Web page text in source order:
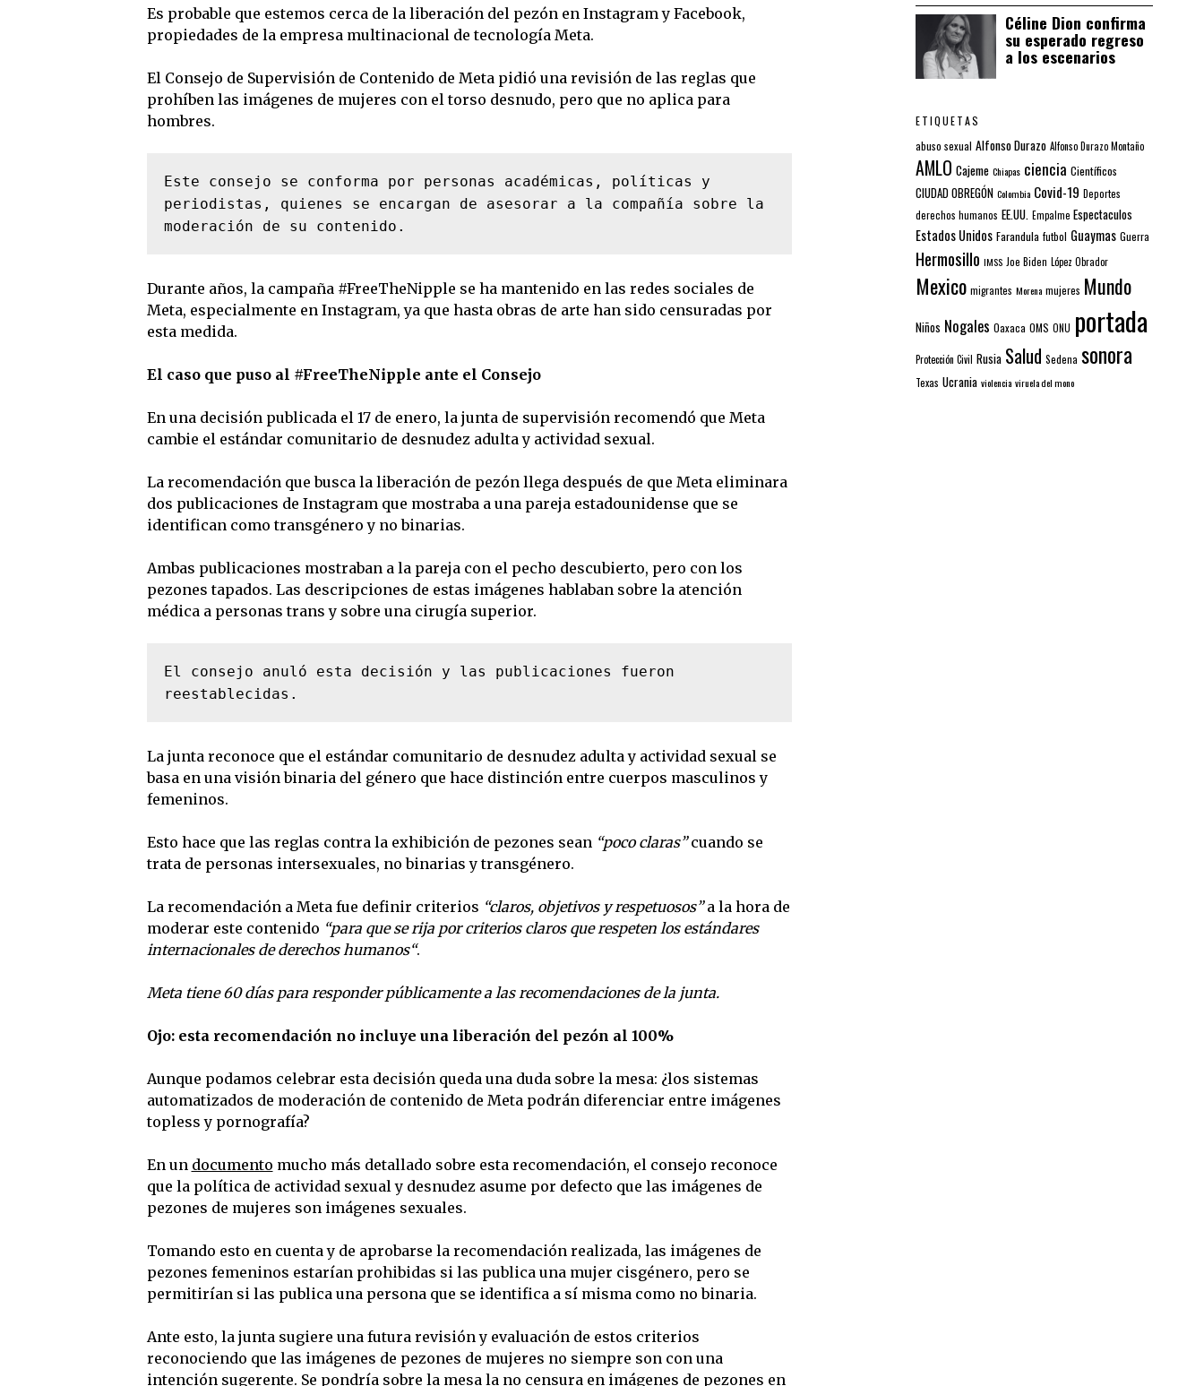
Es probable que estemos cerca de la liberación del pezón en Instagram y Facebook,
propiedades de la empresa multinacional de tecnología Meta.
El Consejo de Supervisión de Contenido de Meta pidió una revisión de las reglas que
prohíben las imágenes de mujeres con el torso desnudo, pero que no aplica para
hombres.
Este consejo se conforma por personas académicas, políticas y
periodistas, quienes se encargan de asesorar a la compañía sobre la
moderación de su contenido.
Durante años, la campaña #FreeTheNipple se ha mantenido en las redes sociales de
Meta, especialmente en Instagram, ya que hasta obras de arte han sido censuradas por
esta medida.
El caso que puso al #FreeTheNipple ante el Consejo
En una decisión publicada el 17 de enero, la junta de supervisión recomendó que Meta
cambie el estándar comunitario de desnudez adulta y actividad sexual.
La recomendación que busca la liberación de pezón llega después de que Meta eliminara
dos publicaciones de Instagram que mostraba a una pareja estadounidense que se
identifican como transgénero y no binarias.
Ambas publicaciones mostraban a la pareja con el pecho descubierto, pero con los
pezones tapados. Las descripciones de estas imágenes hablaban sobre la atención
médica a personas trans y sobre una cirugía superior.
El consejo anuló esta decisión y las publicaciones fueron
reestablecidas.
La junta reconoce que el estándar comunitario de desnudez adulta y actividad sexual se
basa en una visión binaria del género que hace distinción entre cuerpos masculinos y
femeninos.
Esto hace que las reglas contra la exhibición de pezones sean “poco claras”cuando se
trata de personas intersexuales, no binarias y transgénero.
La recomendación a Meta fue definir criterios “claros, objetivos y respetuosos”a la hora de
moderar este contenido “para que se rija por criterios claros que respeten los estándares
internacionales de derechos humanos“.
Meta tiene 60 días para responder públicamente a las recomendaciones de la junta.
Ojo: esta recomendación no incluye una liberación del pezón al 100%
Aunque podamos celebrar esta decisión queda una duda sobre la mesa: ¿los sistemas
automatizados de moderación de contenido de Meta podrán diferenciar entre imágenes
topless y pornografía?
En un documento mucho más detallado sobre esta recomendación, el consejo reconoce
que la política de actividad sexual y desnudez asume por defecto que las imágenes de
pezones de mujeres son imágenes sexuales.
Tomando esto en cuenta y de aprobarse la recomendación realizada, las imágenes de
pezones femeninos estarían prohibidas si las publica una mujer cisgénero, pero se
permitirían si las publica una persona que se identifica a sí misma como no binaria.
Ante esto, la junta sugiere una futura revisión y evaluación de estos criterios
reconociendo que las imágenes de pezones de mujeres no siempre son con una
intención sugerente. Se pondría sobre la mesa la no censura en imágenes de pezones en
Céline Dion confirma
su esperado regreso
a los escenarios
ETIQUETAS
abuso sexual Alfonso Durazo Alfonso Durazo Montaño
AMLO Cajeme Chiapas ciencia Científicos
CIUDAD OBREGÓN Colombia Covid-19 Deportes
derechos humanos EE.UU. Empalme Espectaculos
Estados Unidos Farandula futbol Guaymas Guerra
Hermosillo IMSS Joe Biden López Obrador
Mexico migrantes Morena mujeres Mundo
Niños Nogales Oaxaca OMS ONU portada
Protección Civil Rusia Salud Sedena sonora
Texas Ucrania violencia viruela del mono